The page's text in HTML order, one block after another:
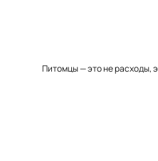
Питомцы — это не расходы,